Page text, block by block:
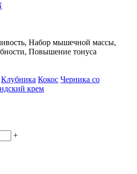
Набор мышечной массы,
Повышение тонуса
Клубника Кокос Черника со
крем
+